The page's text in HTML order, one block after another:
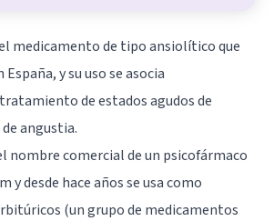
medicamento de tipo ansiolítico que
y su uso se asocia
de estados agudos de
angustia.
nombre comercial de un psicofármaco
y desde hace años se usa como
(un grupo de medicamentos